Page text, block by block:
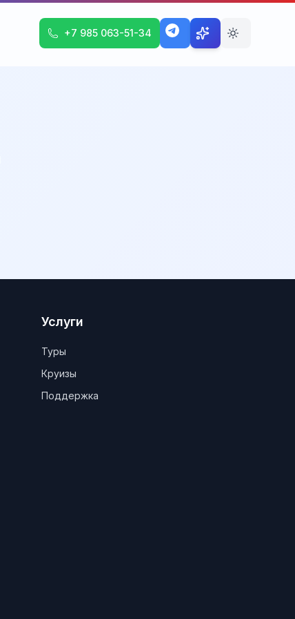
+7 985 063-51-34
Услуги
Туры
Круизы
Поддержка